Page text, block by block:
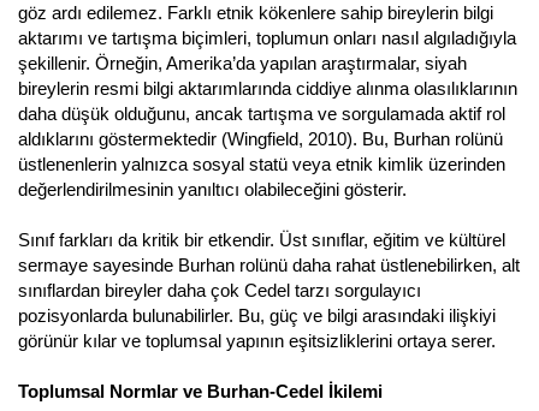
göz ardı edilemez. Farklı etnik kökenlere sahip bireylerin bilgi
aktarımı ve tartışma biçimleri, toplumun onları nasıl algıladığıyla
şekillenir. Örneğin, Amerika’da yapılan araştırmalar, siyah
bireylerin resmi bilgi aktarımlarında ciddiye alınma olasılıklarının
daha düşük olduğunu, ancak tartışma ve sorgulamada aktif rol
aldıklarını göstermektedir (Wingfield, 2010). Bu, Burhan rolünü
üstlenenlerin yalnızca sosyal statü veya etnik kimlik üzerinden
değerlendirilmesinin yanıltıcı olabileceğini gösterir.
Sınıf farkları da kritik bir etkendir. Üst sınıflar, eğitim ve kültürel
sermaye sayesinde Burhan rolünü daha rahat üstlenebilirken, alt
sınıflardan bireyler daha çok Cedel tarzı sorgulayıcı
pozisyonlarda bulunabilirler. Bu, güç ve bilgi arasındaki ilişkiyi
görünür kılar ve toplumsal yapının eşitsizliklerini ortaya serer.
Toplumsal Normlar ve Burhan-Cedel İkilemi